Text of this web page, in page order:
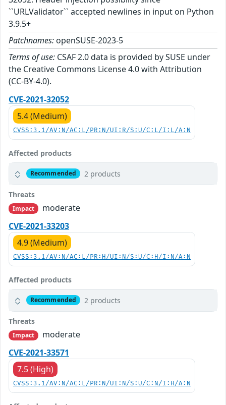
``URLValidator`` accepted newlines in input on Python
3.9.5+
Patchnames: openSUSE-2023-5
Terms of use: CSAF 2.0 data is provided by SUSE under
the Creative Commons License 4.0 with Attribution
(CC-BY-4.0).
CVE-2021-32052
5.4 (Medium)
CVSS:3.1/AV:N/AC:L/PR:N/UI:R/S:U/C:L/I:L/A:N
Affected products
Recommended 2 products
Threats
Impact
moderate
CVE-2021-33203
4.9 (Medium)
CVSS:3.1/AV:N/AC:L/PR:H/UI:N/S:U/C:H/I:N/A:N
Affected products
Recommended 2 products
Threats
Impact
moderate
CVE-2021-33571
7.5 (High)
CVSS:3.1/AV:N/AC:L/PR:N/UI:N/S:U/C:N/I:H/A:N